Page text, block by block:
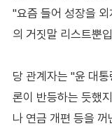
"요즘 들어 성장을
의 거짓말 리스트뿐
당 관계자는 "윤 대
론이 반등하는 듯했
나 연금 개편 등을